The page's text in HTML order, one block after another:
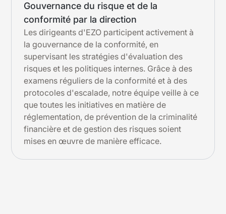
Gouvernance du risque et de la
conformité par la direction
Les dirigeants d'EZO participent activement à
la gouvernance de la conformité, en
supervisant les stratégies d'évaluation des
risques et les politiques internes. Grâce à des
examens réguliers de la conformité et à des
protocoles d'escalade, notre équipe veille à ce
que toutes les initiatives en matière de
réglementation, de prévention de la criminalité
financière et de gestion des risques soient
mises en œuvre de manière efficace.